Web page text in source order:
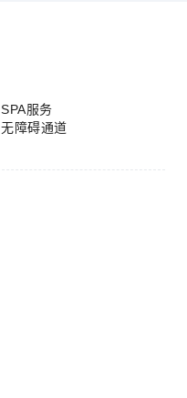
SPA服务
无障碍通道